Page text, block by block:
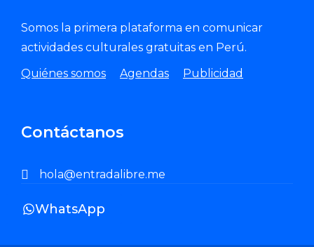
Somos la primera plataforma en comunicar
actividades culturales gratuitas en Perú.
Quiénes somos
Agendas Publicidad
Contáctanos
hola@entradalibre.me
WhatsApp